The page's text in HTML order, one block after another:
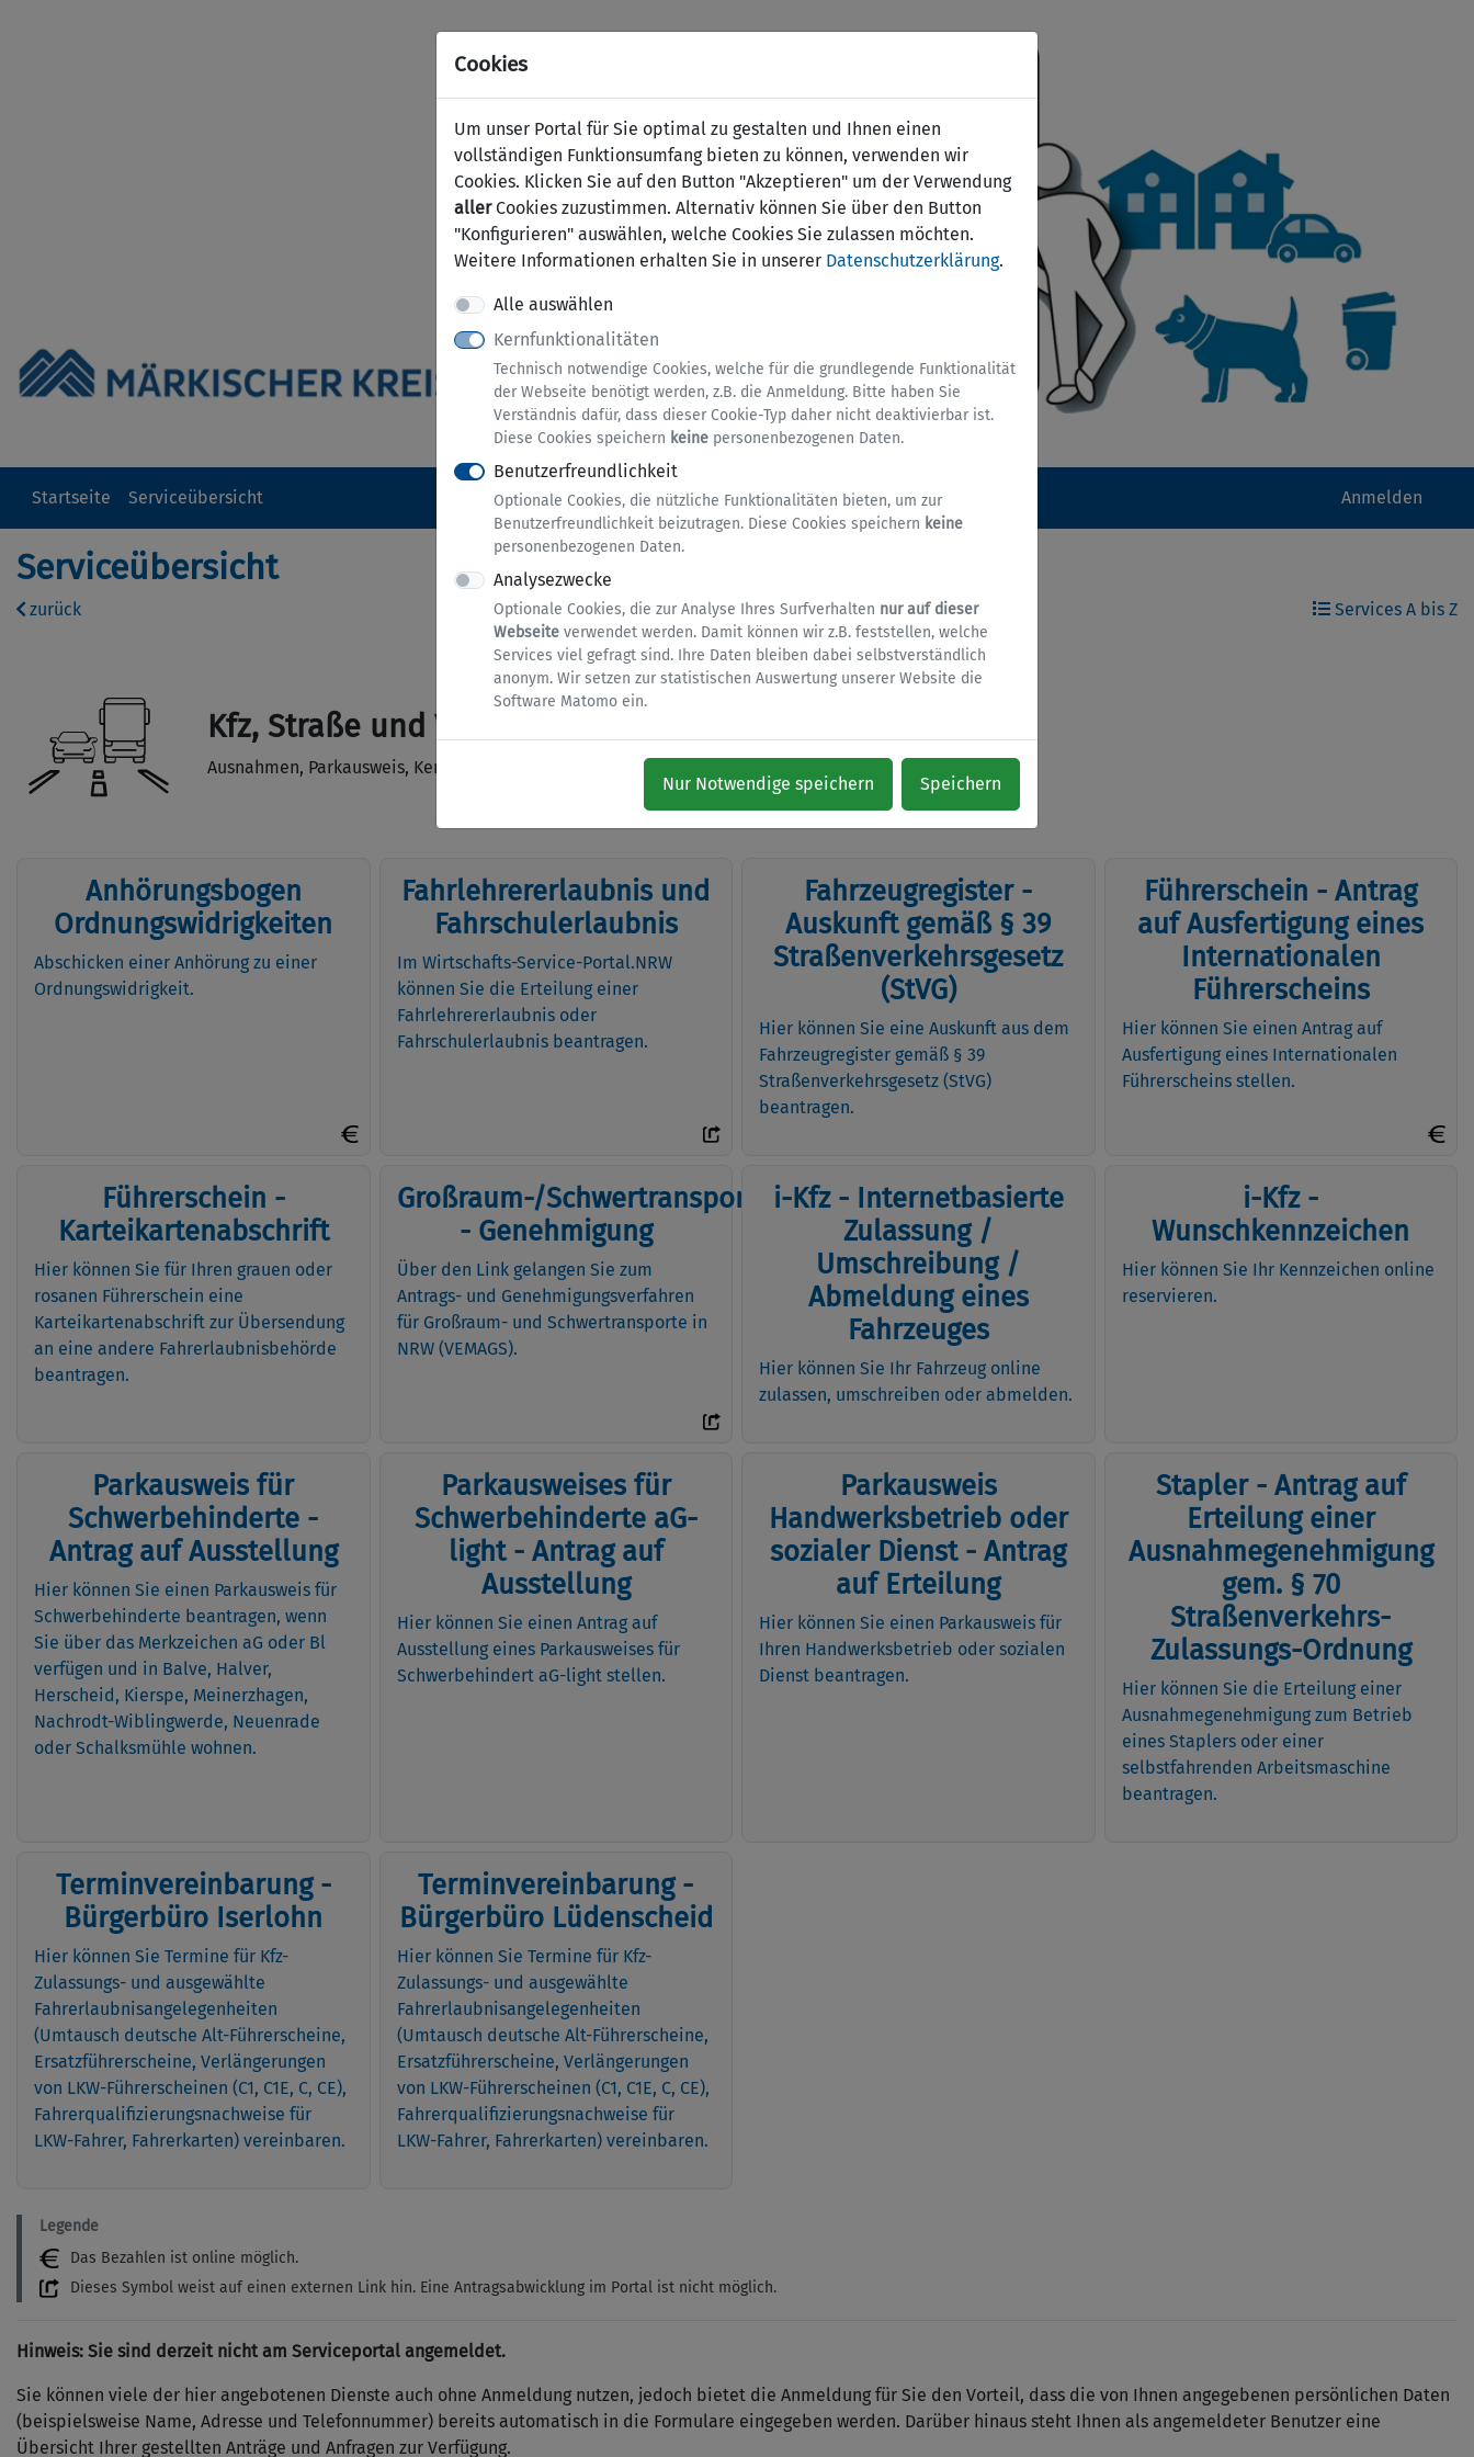
Cookies
Um unser Portal für Sie optimal zu gestalten und Ihnen einen
vollständigen Funktionsumfang bieten zu können, verwenden wir
Cookies. Klicken Sie auf den Button "Akzeptieren" um der Verwendung
allerCookies zuzustimmen. Alternativ können Sie über den Button
"Konfigurieren" auswählen, welche Cookies Sie zulassen möchten.
Weitere Informationen erhalten Sie in unserer Datenschutzerklärung.
Alle auswählen
Kernfunktionalitäten
Technisch notwendige Cookies, welche für die grundlegende Funktionalität
der Webseite benötigt werden, z.B. die Anmeldung. Bitte haben Sie
Verständnis dafür, dass dieser Cookie-Typ daher nicht deaktivierbar ist.
Diese Cookies speichern keine personenbezogenen Daten.
Benutzerfreundlichkeit
Optionale Cookies, die nützliche Funktionalitäten bieten, um zur
Benutzerfreundlichkeit beizutragen. Diese Cookies speichern keine
personenbezogenen Daten.
Analysezwecke
Optionale Cookies, die zur Analyse Ihres Surfverhalten nur auf dieser
Webseite verwendet werden. Damit können wir z.B. feststellen, welche
Services viel gefragt sind. Ihre Daten bleiben dabei selbstverständlich
anonym. Wir setzen zur statistischen Auswertung unserer Website die
Software Matomo ein.
Nur Notwendige speichern Speichern
Startseite Serviceübersicht Anmelden
Serviceübersicht
zurück Services A bis Z
Kfz, Straße und Verkehr
Ausnahmen, Parkausweis, Kennzeichen...
Anhörungsbogen
Ordnungswidrigkeiten
Abschicken einer Anhörung zu einer
Ordnungswidrigkeit.
Fahrlehrererlaubnis und
Fahrschulerlaubnis
Im Wirtschafts-Service-Portal.NRW
können Sie die Erteilung einer
Fahrlehrererlaubnis oder
Fahrschulerlaubnis beantragen.
Fahrzeugregister -
Auskunft gemäß § 39
Straßenverkehrsgesetz
(StVG)
Hier können Sie eine Auskunft aus dem
Fahrzeugregister gemäß § 39
Straßenverkehrsgesetz (StVG)
beantragen.
Führerschein - Antrag
auf Ausfertigung eines
Internationalen
Führerscheins
Hier können Sie einen Antrag auf
Ausfertigung eines Internationalen
Führerscheins stellen.
Führerschein -
Karteikartenabschrift
Hier können Sie für Ihren grauen oder
rosanen Führerschein eine
Karteikartenabschrift zur Übersendung
an eine andere Fahrerlaubnisbehörde
beantragen.
Großraum-/Schwertransporte
- Genehmigung
Über den Link gelangen Sie zum
Antrags- und Genehmigungsverfahren
für Großraum- und Schwertransporte in
NRW (VEMAGS).
i-Kfz - Internetbasierte
Zulassung /
Umschreibung /
Abmeldung eines
Fahrzeuges
Hier können Sie Ihr Fahrzeug online
zulassen, umschreiben oder abmelden.
i-Kfz -
Wunschkennzeichen
Hier können Sie Ihr Kennzeichen online
reservieren.
Parkausweis für
Schwerbehinderte -
Antrag auf Ausstellung
Hier können Sie einen Parkausweis für
Schwerbehinderte beantragen, wenn
Sie über das Merkzeichen aG oder Bl
verfügen und in Balve, Halver,
Herscheid, Kierspe, Meinerzhagen,
Nachrodt-Wiblingwerde, Neuenrade
oder Schalksmühle wohnen.
Parkausweises für
Schwerbehinderte aG-
light - Antrag auf
Ausstellung
Hier können Sie einen Antrag auf
Ausstellung eines Parkausweises für
Schwerbehindert aG-light stellen.
Parkausweis
Handwerksbetrieb oder
sozialer Dienst - Antrag
auf Erteilung
Hier können Sie einen Parkausweis für
Ihren Handwerksbetrieb oder sozialen
Dienst beantragen.
Stapler - Antrag auf
Erteilung einer
Ausnahmegenehmigung
gem. § 70
Straßenverkehrs-
Zulassungs-Ordnung
Hier können Sie die Erteilung einer
Ausnahmegenehmigung zum Betrieb
eines Staplers oder einer
selbstfahrenden Arbeitsmaschine
beantragen.
Terminvereinbarung -
Bürgerbüro Iserlohn
Hier können Sie Termine für Kfz-
Zulassungs- und ausgewählte
Fahrerlaubnisangelegenheiten
(Umtausch deutsche Alt-Führerscheine,
Ersatzführerscheine, Verlängerungen
von LKW-Führerscheinen (C1, C1E, C, CE),
Fahrerqualifizierungsnachweise für
LKW-Fahrer, Fahrerkarten) vereinbaren.
Terminvereinbarung -
Bürgerbüro Lüdenscheid
Hier können Sie Termine für Kfz-
Zulassungs- und ausgewählte
Fahrerlaubnisangelegenheiten
(Umtausch deutsche Alt-Führerscheine,
Ersatzführerscheine, Verlängerungen
von LKW-Führerscheinen (C1, C1E, C, CE),
Fahrerqualifizierungsnachweise für
LKW-Fahrer, Fahrerkarten) vereinbaren.
Legende
Das Bezahlen ist online möglich.
Dieses Symbol weist auf einen externen Link hin. Eine Antragsabwicklung im Portal ist nicht möglich.
Hinweis: Sie sind derzeit nicht am Serviceportal angemeldet.
Sie können viele der hier angebotenen Dienste auch ohne Anmeldung nutzen, jedoch bietet die Anmeldung für Sie den Vorteil, dass die von Ihnen angegebenen persönlichen Daten
(beispielsweise Name, Adresse und Telefonnummer) bereits automatisch in die Formulare eingegeben werden. Darüber hinaus steht Ihnen als angemeldeter Benutzer eine
Übersicht Ihrer gestellten Anträge und Anfragen zur Verfügung.